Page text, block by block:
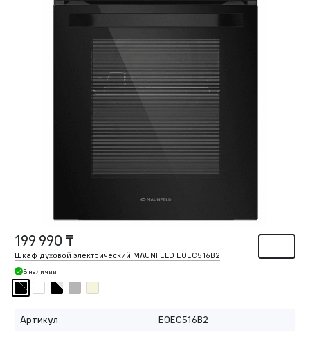
199 990 ₸
Шкаф духовой электрический MAUNFELD EOEC516B2
В наличии
Артикул
EOEC516B2